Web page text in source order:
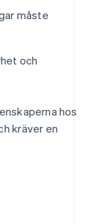
måste
och
hos
kräver en